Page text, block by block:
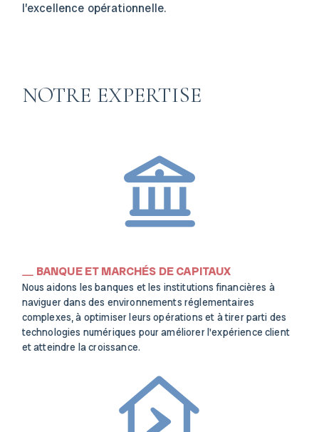
l’excellence opérationnelle.
NOTRE EXPERTISE
BANQUE ET MARCHÉS DE CAPITAUX
Nous aidons les banques et les institutions financières à
naviguer dans des environnements réglementaires
complexes, à optimiser leurs opérations et à tirer parti des
technologies numériques pour améliorer l'expérience client
et atteindre la croissance.